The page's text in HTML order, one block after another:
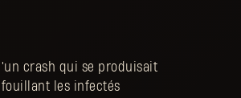
crash qui se produisait
les infectés